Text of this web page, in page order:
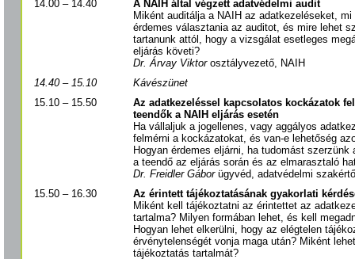
14.00 – 14.40
A NAIH által végzett adatvédelmi audit
Miként auditálja a NAIH az adatkezeléseket,
érdemes választania az auditot, és mire lehet
tartanunk attól, hogy a vizsgálat esetleges
eljárás követi?
Dr. Árvay Viktorosztályvezető, NAIH
14.40 – 15.10
Kávészünet
15.10 – 15.50
Az adatkezeléssel kapcsolatos kockázatok
teendők a NAIH eljárás esetén
Ha vállaljuk a jogellenes, vagy aggályos
felmérni a kockázatokat, és van-e lehetőség
Hogyan érdemes eljárni, ha tudomást szerzünk
a teendő az eljárás során és az elmarasztaló
Dr. Freidler Gáborügyvéd, adatvédelmi
15.50 – 16.30
Az érintett tájékoztatásának gyakorlati
Miként kell tájékoztatni az érintettet az
tartalma? Milyen formában lehet, és kell
Hogyan lehet elkerülni, hogy az elégtelen
érvénytelenségét vonja maga után? Miként
tájékoztatás tartalmát?